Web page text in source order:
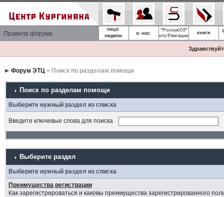
Правила форума
Форум ЭТЦ> Поиск по разделам помощи
Поиск по разделам помощи
Выберите нужный раздел из списка
Введите ключевые слова для поиска
Выберите раздел
Выберите нужный раздел из списка
Преимущества регистрации
Как зарегистрироваться и каковы преимущества зарегистрированного